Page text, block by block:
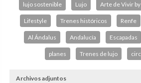
lujo sostenible Lujo Arte de Vivir
Lifestyle Trenes históricos Renfe
Al Ándalus Andalucía Escapadas
planes Trenes de lujo
Archivos adjuntos